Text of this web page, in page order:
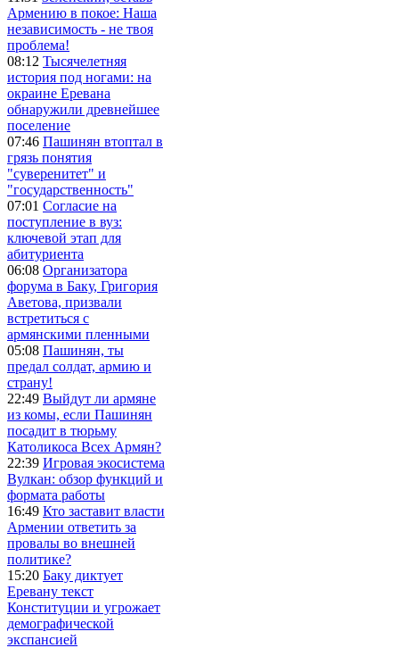
Армению в покое: Наша
независимость - не твоя
проблема!
08:12 Тысячелетняя
история под ногами: на
окраине Еревана
обнаружили древнейшее
поселение
07:46 Пашинян втоптал в
грязь понятия
"суверенитет" и
"государственность"
07:01 Согласие на
поступление в вуз:
ключевой этап для
абитуриента
06:08 Организатора
форума в Баку, Григория
Аветова, призвали
встретиться с
армянскими пленными
05:08 Пашинян, ты
предал солдат, армию и
страну!
22:49 Выйдут ли армяне
из комы, если Пашинян
посадит в тюрьму
Католикоса Всех Армян?
22:39 Игровая экосистема
Вулкан: обзор функций и
формата работы
16:49 Кто заставит власти
Армении ответить за
провалы во внешней
политике?
15:20 Баку диктует
Еревану текст
Конституции и угрожает
демографической
экспансией